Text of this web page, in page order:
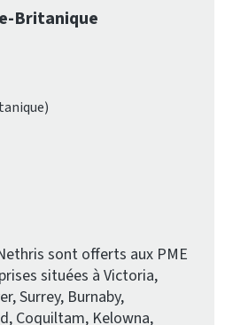
Britanique
sont offerts aux PME
situées à Victoria,
Surrey, Burnaby,
Coquiltam, Kelowna,